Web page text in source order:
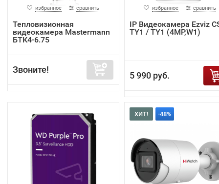
избранное сравнить
Тепловизионная
видеокамера Mastermann
БТК4-6.75
Звоните!
избранное сравнить
IP Видеокамера Ezviz
TY1 / TY1 (4MP,W1)
5 990 руб.
ХИТ! -48%